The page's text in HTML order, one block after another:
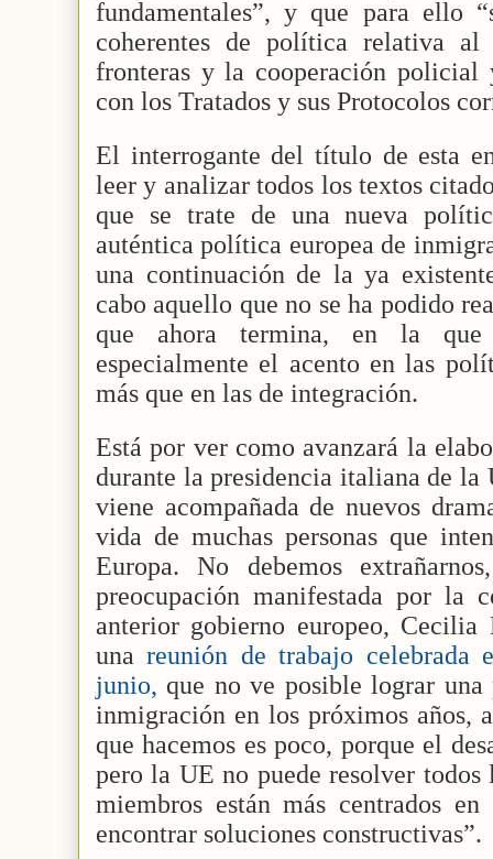
fundamentales”, y que para ello
coherentes de política relativa
fronteras y la cooperación
con los Tratados y sus Protocolos
El interrogante del título de esta
leer y analizar todos los textos
que se trate de una nueva
auténtica política europea de
una continuación de la ya
cabo aquello que no se ha podido
que ahora termina, en la que
especialmente el acento en las
más que en las de integración.
Está por ver como avanzará la
durante la presidencia italiana de
viene acompañada de nuevos
vida de muchas personas que
Europa. No debemos
preocupación manifestada por la
anterior gobierno europeo,
unareunión de trabajo celebrada
junio, que no ve posible lograr
inmigración en los próximos años,
que hacemos es poco, porque el
pero la UE no puede resolver todos
miembros están más centrados
encontrar soluciones constructivas”.